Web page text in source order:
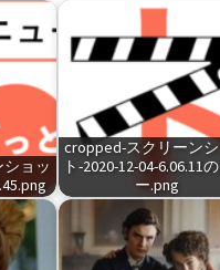
ョッ
cropped-スクリーン
ト-2020-12-04-6.06.11
ー.png